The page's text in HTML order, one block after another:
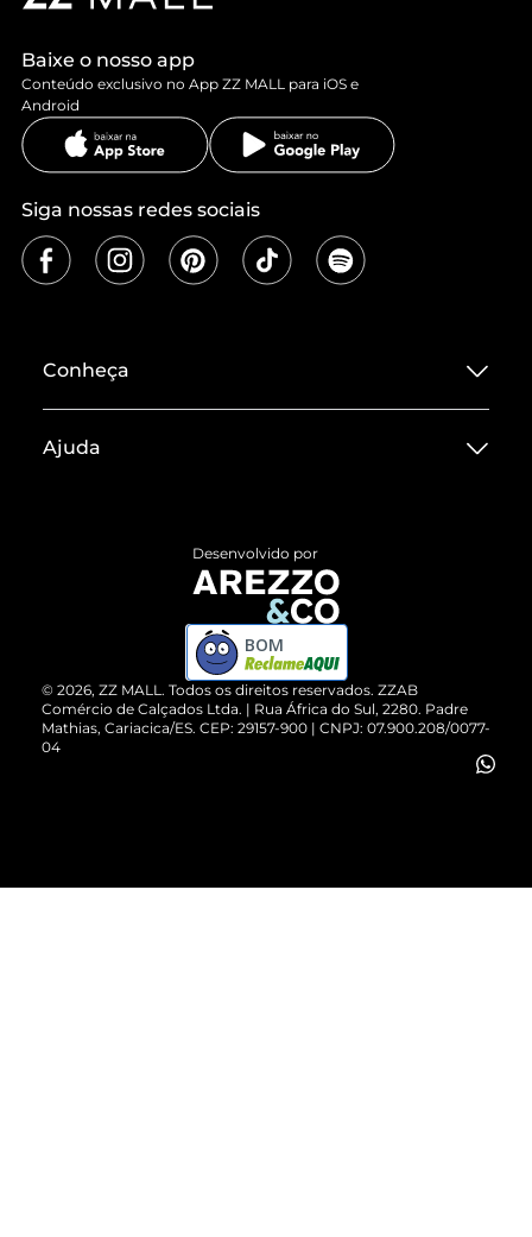
Baixe o nosso app
Conteúdo exclusivo no App ZZ MALL para iOS e
Android
Siga nossas redes sociais
Conheça
Termos de Uso
ZZ MALL é confiável
Cartão Presente
Vendas Corporativas
Ajuda
Devolução do Produto
Compre pelo WhatsApp
© 2026, ZZ MALL. Todos os direitos reservados. ZZAB
Comércio de Calçados Ltda. | Rua África do Sul, 2280. Padre
Mathias, Cariacica/ES. CEP: 29157-900 | CNPJ: 07.900.208/0077-
04
Desenvolvido por
BOM